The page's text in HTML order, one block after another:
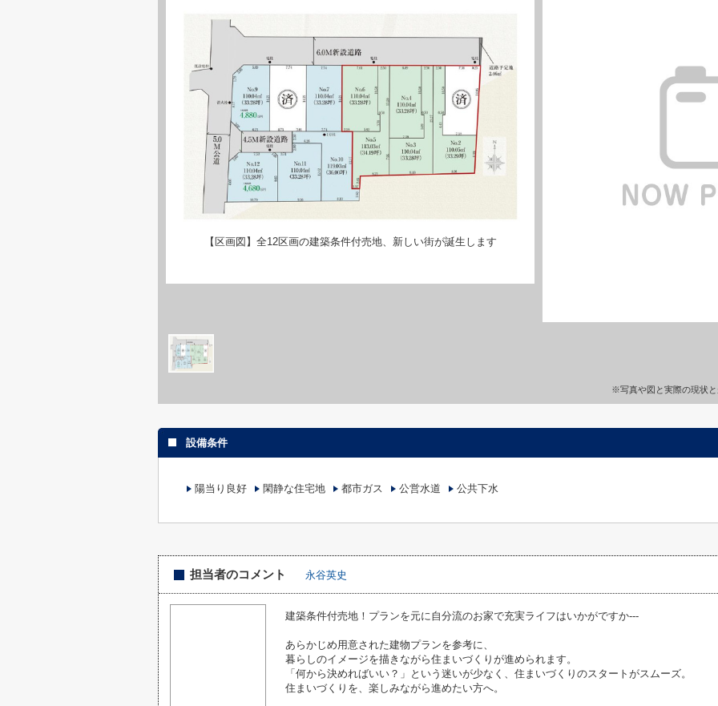
【区画図】全12区画の建築条件付売地、新しい街が誕生します
※写真や図と実際の現状
設備条件
陽当り良好 閑静な住宅地 都市ガス 公営水道 公共下水
担当者のコメント 永谷英史
建築条件付売地！プランを元に自分流のお家で充実ライフはいかがですか---
あらかじめ用意された建物プランを参考に、
暮らしのイメージを描きながら住まいづくりが進められます。
「何から決めればいい？」という迷いが少なく、住まいづくりのスタートがスムーズ。
住まいづくりを、楽しみながら進めたい方へ。